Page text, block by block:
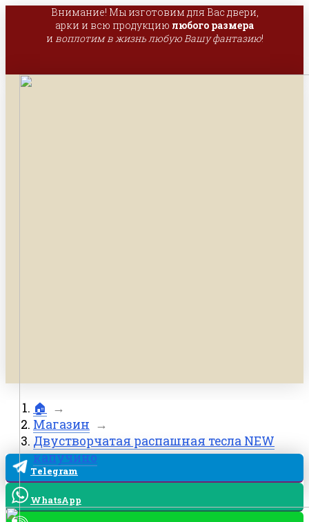
Внимание! Мы изготовим для Вас двери,
арки и всю продукцию любого размера
и воплотим в жизнь любую Вашу фантазию!
🏠
→
Магазин →
Двустворчатая распашная тесла NEW
капучино
Telegram
WhatsApp